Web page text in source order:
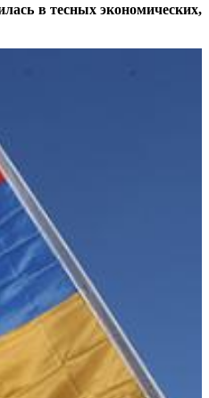
в тесных экономических,